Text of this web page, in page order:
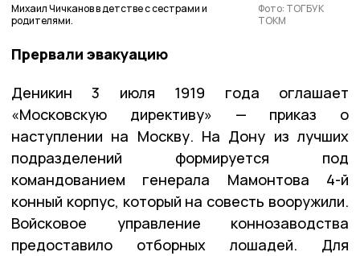
Михаил Чичканов в детстве с сестрами и
родителями.
Фото: ТОГБУК
ТОКМ
Прервали эвакуацию
Деникин 3 июля 1919 года оглашает
«Московскую директиву» — приказ о
наступлении на Москву. На Дону из лучших
подразделений формируется под
командованием генерала Мамонтова 4-й
конный корпус, который на совесть вооружили.
Войсковое управление коннозаводства
предоставило отборных лошадей. Для